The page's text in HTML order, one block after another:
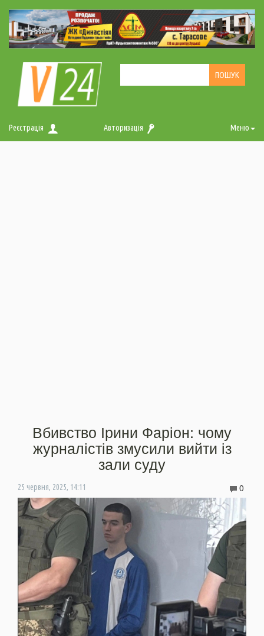
Реєстрація Авторизація Меню
Вбивство Ірини Фаріон: чому
журналістів змусили вийти із
зали суду
25 червня, 2025, 14:11 0